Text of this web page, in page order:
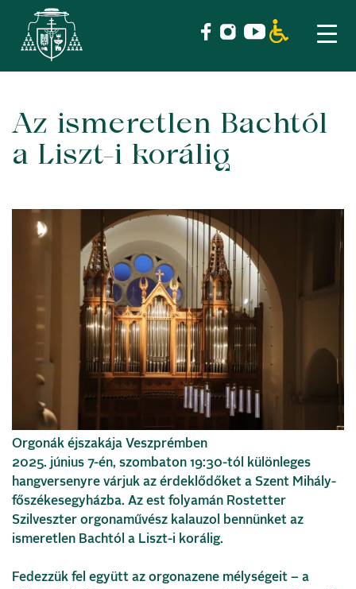
Skip
to
content
Az ismeretlen Bachtól
a Liszt-i korálig
Orgonák éjszakája Veszprémben
2025. június 7-én, szombaton 19:30-tól különleges
hangversenyre várjuk az érdeklődőket a Szent Mihály-
főszékesegyházba. Az est folyamán Rostetter
Szilveszter orgonaművész kalauzol bennünket az
ismeretlen Bachtól a Liszt-i korálig.
Fedezzük fel együtt az orgonazene mélységeit – a